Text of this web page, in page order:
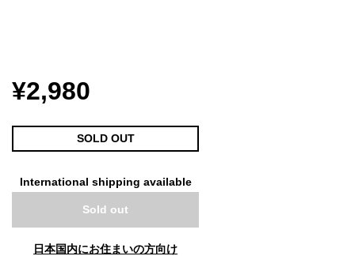
¥2,980
SOLD OUT
International shipping available
Sold out
日本国内にお住まいの方向け